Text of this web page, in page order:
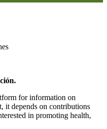
for information on
it depends on contributions
in promoting health,